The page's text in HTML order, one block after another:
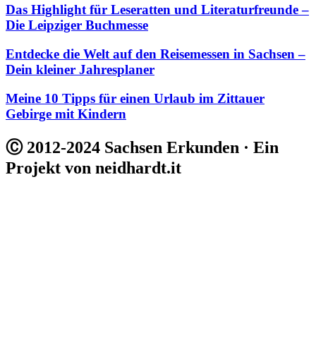
Das Highlight für Leseratten und Literaturfreunde –
Die Leipziger Buchmesse
Entdecke die Welt auf den Reisemessen in Sachsen –
Dein kleiner Jahresplaner
Meine 10 Tipps für einen Urlaub im Zittauer
Gebirge mit Kindern
Ⓒ 2012-2024 Sachsen Erkunden · Ein
Projekt von neidhardt.it